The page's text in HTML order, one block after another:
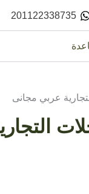
201122338735
عربي مجانى